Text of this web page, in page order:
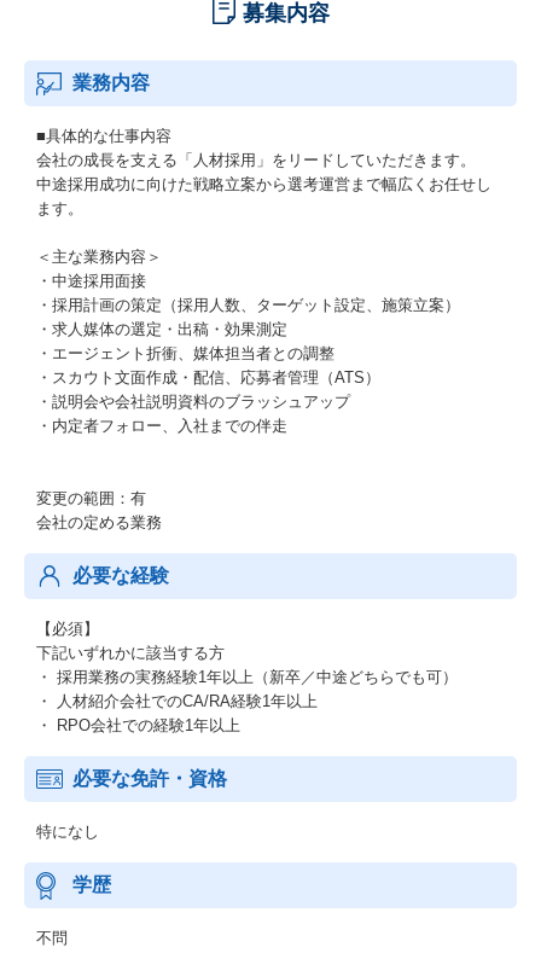
募集内容
業務内容
■具体的な仕事内容
会社の成長を支える「人材採用」をリードしていただきます。
中途採用成功に向けた戦略立案から選考運営まで幅広くお任せし
ます。
＜主な業務内容＞
・中途採用面接
・採用計画の策定（採用人数、ターゲット設定、施策立案）
・求人媒体の選定・出稿・効果測定
・エージェント折衝、媒体担当者との調整
・スカウト文面作成・配信、応募者管理（ATS）
・説明会や会社説明資料のブラッシュアップ
・内定者フォロー、入社までの伴走
変更の範囲：有
会社の定める業務
必要な経験
【必須】
下記いずれかに該当する方
・ 採用業務の実務経験1年以上（新卒／中途どちらでも可）
・ 人材紹介会社でのCA/RA経験1年以上
・ RPO会社での経験1年以上
必要な免許・資格
特になし
学歴
不問